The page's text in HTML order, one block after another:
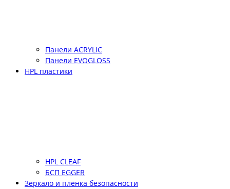
Панели ACRYLIC
Панели EVOGLOSS
HPL пластики
HPL CLEAF
БСП EGGER
Зеркало и плёнка безопасности